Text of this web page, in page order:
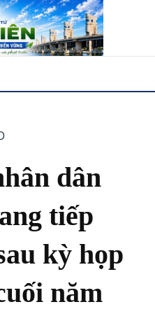
dân
tiếp
kỳ họp
năm